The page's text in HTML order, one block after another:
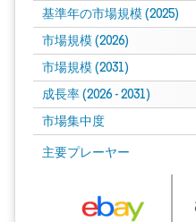
基準年の市場規模 (2025)
市場規模 (2026)
市場規模 (2031)
成長率 (2026 - 2031)
市場集中度
主要プレーヤー
画像 © Mordor Intelligence。再